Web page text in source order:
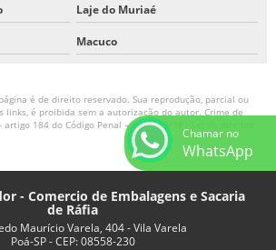
Laje do Muriaé
Macuco
é de direito reservado. Sua reprodução, parcial ou
links, é proibida sem a autorização do autor. Crime de
184 do Código Penal –Lei 9610/98 - Lei de direitos
- Comercio de Embalagens e Sacaria
de Ráfia
Maurício Varela, 404 - Vila Varela
Poá-SP - CEP: 08558-230
Chamar no
WhatsApp